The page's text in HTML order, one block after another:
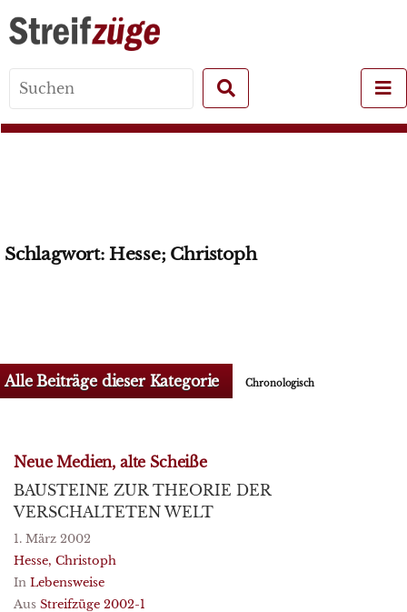
for:
Schlagwort: Hesse; Christoph
Alle Beiträge dieser Kategorie Chronologisch
Neue Medien, alte Scheiße
BAUSTEINE ZUR THEORIE DER
VERSCHALTETEN WELT
1. März 2002
Hesse, Christoph
In Lebensweise
Aus Streifzüge 2002-1